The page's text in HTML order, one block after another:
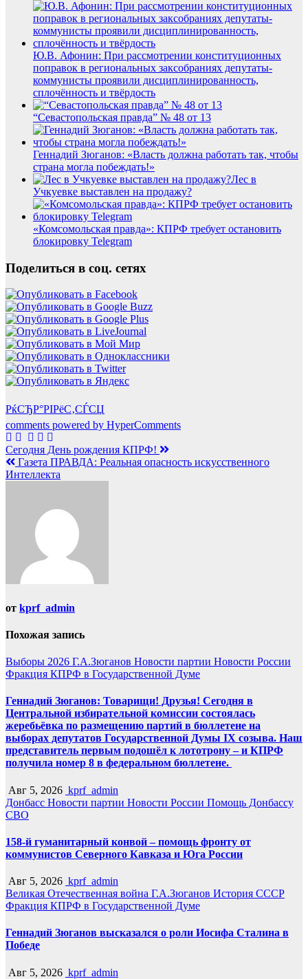
Ю.В. Афонин: При рассмотрении конституционных
поправок в региональных заксобраниях депутаты-
коммунисты проявили дисциплинированность,
сплочённость и твёрдость
“Севастопольская правда” № 48 от 13
Геннадий Зюганов: «Власть должна работать так, чтобы
страна могла побеждать!»
Лес в
Учкуевке выставлен на продажу?
«Комсомольская правда»: КПРФ требует остановить
блокировку Telegram
Поделиться в соц. сетях
РќСЂР°РІРёС‚СЃСЏ
comments powered by HyperComments
Навигация
по
Сегодня День рождения КПРФ!
Газета ПРАВДА: Реальная опасность искусственного
Интеллекта
от kprf_admin
Похожая запись
Выборы 2026 Г.А.Зюганов Новости партии Новости России
Фракция КПРФ в Государственной Думе
Геннадий Зюганов: Товарищи! Друзья! Сегодня в
Центральной избирательной комиссии состоялась
жеребьёвка по размещению партий в бюллетене на
выборах депутатов Государственной Думы IX созыва. Наш
представитель первым подошёл к лототрону – и КПРФ
получила номер 8 в федеральном бюллетене.
Авг 5, 2026 kprf_admin
Донбасс Новости партии Новости России Помощь Донбассу
СВО
158-й гуманитарный конвой – помощь фронту от
коммунистов Северного Кавказа и Юга России
Авг 5, 2026 kprf_admin
Великая Отечественная война Г.А.Зюганов История СССР
Фракция КПРФ в Государственной Думе
Геннадий Зюганов высказался о роли Иосифа Сталина в
Победе
Авг 5, 2026 kprf_admin